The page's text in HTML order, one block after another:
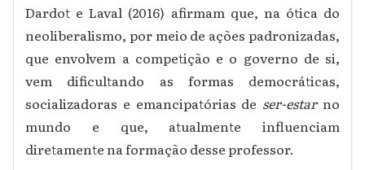
Dardot e Laval (2016) afirmam que, na ótica do
neoliberalismo, por meio de ações padronizadas,
que envolvem a competição e o governo de si,
vem dificultando as formas democráticas,
socializadoras e emancipatórias de ser-estarno
mundo e que, atualmente influenciam
diretamente na formação desse professor.